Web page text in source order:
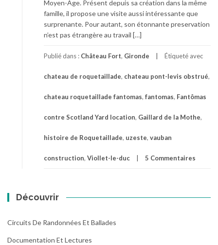
Moyen-Age. Présent depuis sa création dans la même
famille, il propose une visite aussi intéressante que
surprenante. Pour autant, son étonnante preservation
n’est pas étrangère au travail […]
Publié dans : Château Fort, Gironde Étiqueté avec
chateau de roquetaillade, chateau pont-levis obstrué,
chateau roquetaillade fantomas, fantomas, Fantômas
contre Scotland Yard location, Gaillard de la Mothe,
histoire de Roquetaillade, uzeste, vauban
construction, Viollet-le-duc 5 Commentaires
Découvrir
Circuits De Randonnées Et Ballades
Documentation Et Lectures